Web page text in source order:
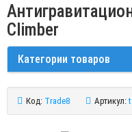
Climber
Категории товаров
Код: Trade8 Артикул: